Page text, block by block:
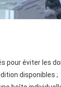
pour éviter les
disponibles ;